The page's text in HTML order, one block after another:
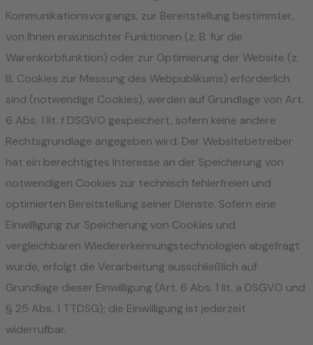
Kommunikationsvorgangs, zur Bereitstellung bestimmter,
von Ihnen erwünschter Funktionen (z. B. für die
Warenkorbfunktion) oder zur Optimierung der Website (z.
B. Cookies zur Messung des Webpublikums) erforderlich
sind (notwendige Cookies), werden auf Grundlage von Art.
6 Abs. 1 lit. f DSGVO gespeichert, sofern keine andere
Rechtsgrundlage angegeben wird. Der Websitebetreiber
hat ein berechtigtes Interesse an der Speicherung von
notwendigen Cookies zur technisch fehlerfreien und
optimierten Bereitstellung seiner Dienste. Sofern eine
Einwilligung zur Speicherung von Cookies und
vergleichbaren Wiedererkennungstechnologien abgefragt
wurde, erfolgt die Verarbeitung ausschließlich auf
Grundlage dieser Einwilligung (Art. 6 Abs. 1 lit. a DSGVO und
§ 25 Abs. 1 TTDSG); die Einwilligung ist jederzeit
widerrufbar.